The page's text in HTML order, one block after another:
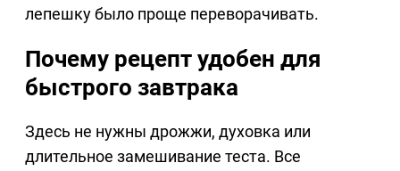
лепешку было проще переворачивать.
Почему рецепт удобен для
быстрого завтрака
Здесь не нужны дрожжи, духовка или
длительное замешивание теста. Все